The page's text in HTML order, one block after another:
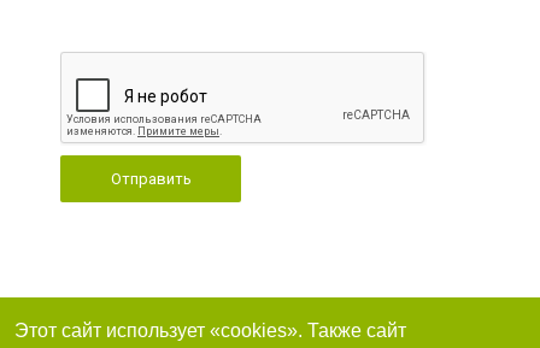
Отправить
Этот сайт использует «cookies». Также сайт